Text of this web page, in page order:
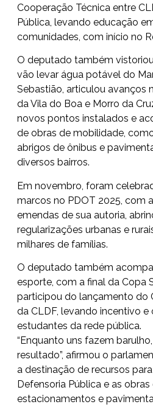
Cooperação Técnica entre
Pública, levando educação
comunidades, com início no
O deputado também
vão levar água potável do
Sebastião, articulou avanços
da Vila do Boa e Morro da
novos pontos instalados e
de obras de mobilidade,
abrigos de ônibus e
diversos bairros.
Em novembro, foram
marcos no PDOT 2025, com
emendas de sua autoria,
regularizações urbanas e
milhares de famílias.
O deputado também
esporte, com a final da Copa
participou do lançamento do
da CLDF, levando incentivo
estudantes da rede pública.
“Enquanto uns fazem
resultado”, afirmou o
a destinação de recursos
Defensoria Pública e as
estacionamentos e